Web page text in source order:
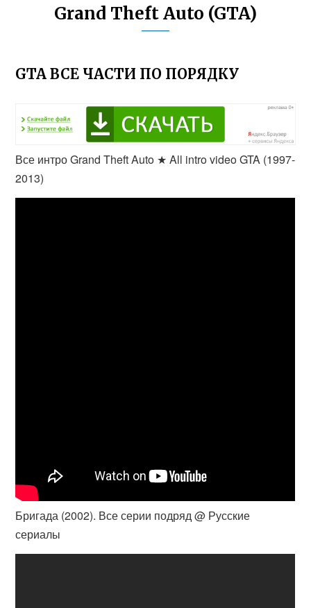
Grand Theft Auto (GTA)
GTA ВСЕ ЧАСТИ ПО ПОРЯДКУ
Все интро Grand Theft Auto ★ All intro video GTA (1997-
2013)
Бригада (2002). Все серии подряд @ Русские
сериалы